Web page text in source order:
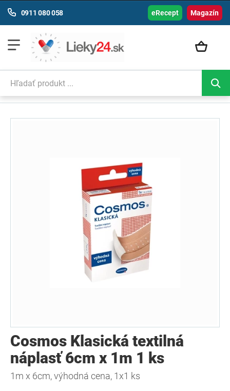
Magazín
0911 080 058 eRecept
Cosmos Klasická textilná
náplasť 6cm x 1m 1 ks
1m x 6cm, výhodná cena, 1x1 ks